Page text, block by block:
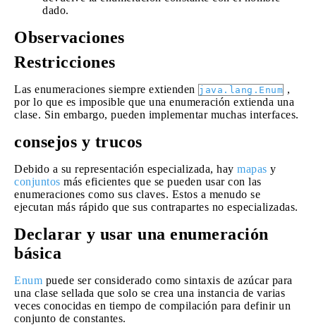
dado.
Observaciones
Restricciones
Las enumeraciones siempre extienden java.lang.Enum ,
por lo que es imposible que una enumeración extienda una
clase. Sin embargo, pueden implementar muchas interfaces.
consejos y trucos
Debido a su representación especializada, hay mapas y
conjuntos más eficientes que se pueden usar con las
enumeraciones como sus claves. Estos a menudo se
ejecutan más rápido que sus contrapartes no especializadas.
Declarar y usar una enumeración
básica
Enum puede ser considerado como sintaxis de azúcar para
una clase sellada que solo se crea una instancia de varias
veces conocidas en tiempo de compilación para definir un
conjunto de constantes.